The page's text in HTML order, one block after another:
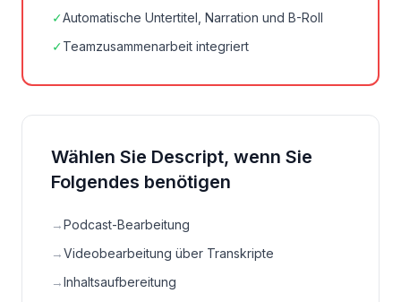
✓Automatische Untertitel, Narration und B-Roll
✓Teamzusammenarbeit integriert
Wählen Sie Descript, wenn Sie
Folgendes benötigen
→Podcast-Bearbeitung
→Videobearbeitung über Transkripte
→Inhaltsaufbereitung